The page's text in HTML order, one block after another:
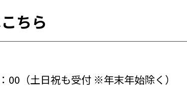
ちら
00（土日祝も受付 ※年末年始除く）